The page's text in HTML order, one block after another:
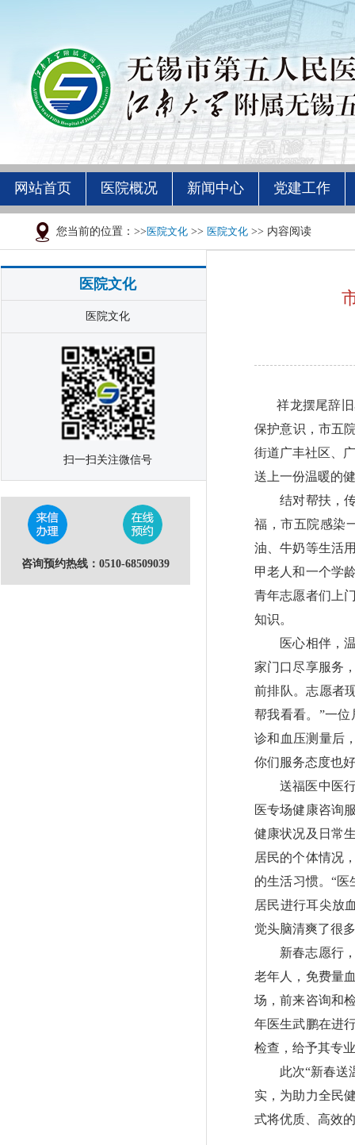
网站首页 医院概况 新闻中心 党建工作
您当前的位置：>>医院文化 >> 医院文化 >> 内容阅读
医院文化
医院文化
扫一扫关注微信号
咨询预约热线：0510-68509039
祥龙摆尾辞
保护意识，市五
街道广丰社区、
送上一份温暖的
结对帮扶，传
福，市五院感染
油、牛奶等生活
甲老人和一个学
青年志愿者们上
知识。
医心相伴，温
家门口尽享服务
前排队。志愿者
帮我看看。”一
诊和血压测量后
你们服务态度也
送福医中医行
医专场健康咨询
健康状况及日常
居民的个体情况
的生活习惯。“
居民进行耳尖放
觉头脑清爽了很
新春志愿行，
老年人，免费量
场，前来咨询和
年医生武鹏在进
检查，给予其专
此次“新春送温
实，为助力全民
式将优质、高效